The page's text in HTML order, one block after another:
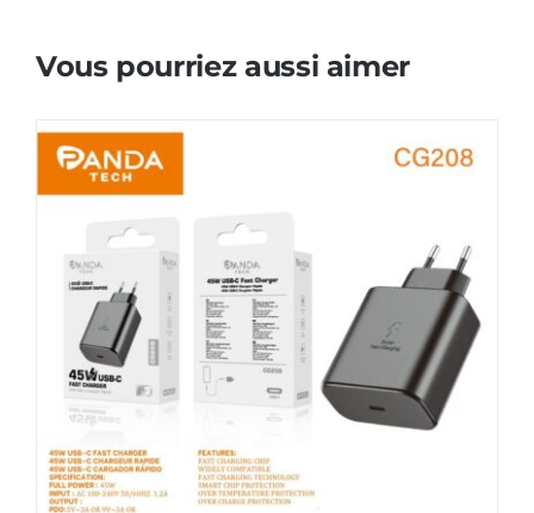
Vous pourriez aussi aimer